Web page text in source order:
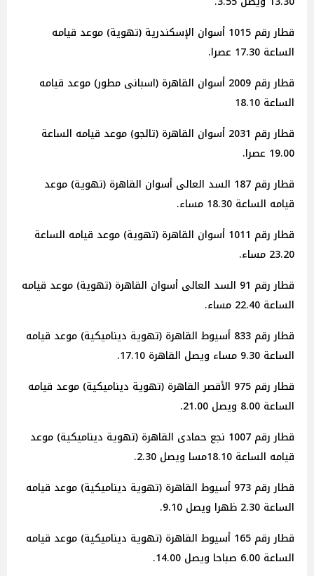
قطار رقم 1015 أسوان الإسكندرية (تهوية) موعد قيامه
الساعة 17.30 عصرا.
قطار رقم 2009 أسوان القاهرة (اسبانى مطور) موعد قيامه
الساعة 18.10
قطار رقم 2031 أسوان القاهرة (تالجو) موعد قيامه الساعة
19.00 عصرا.
قطار رقم 187 السد العالى أسوان القاهرة (تهوية) موعد
قيامه الساعة 18.30 مساء.
قطار رقم 1011 أسوان القاهرة (تهوية) موعد قيامه الساعة
23.20 مساء.
قطار رقم 91 السد العالى أسوان القاهرة (تهوية) موعد قيامه
الساعة 22.40 مساء.
قطار رقم 833 أسيوط القاهرة (تهوية ديناميكية) موعد قيامه
الساعة 9.30 مساء ويصل القاهرة 17.10.
قطار رقم 975 الأقصر القاهرة (تهوية ديناميكية) موعد قيامه
الساعة 8.00 ويصل 21.00.
قطار رقم 1007 نجع حمادى القاهرة (تهوية ديناميكية) موعد
قيامه الساعة 18.10مسا ويصل 2.30.
قطار رقم 973 أسيوط القاهرة (تهوية ديناميكية) موعد قيامه
الساعة 2.30 ظهرا ويصل 9.10.
قطار رقم 165 أسيوط القاهرة (تهوية ديناميكية) موعد قيامه
الساعة 6.00 صباحا ويصل 14.00.